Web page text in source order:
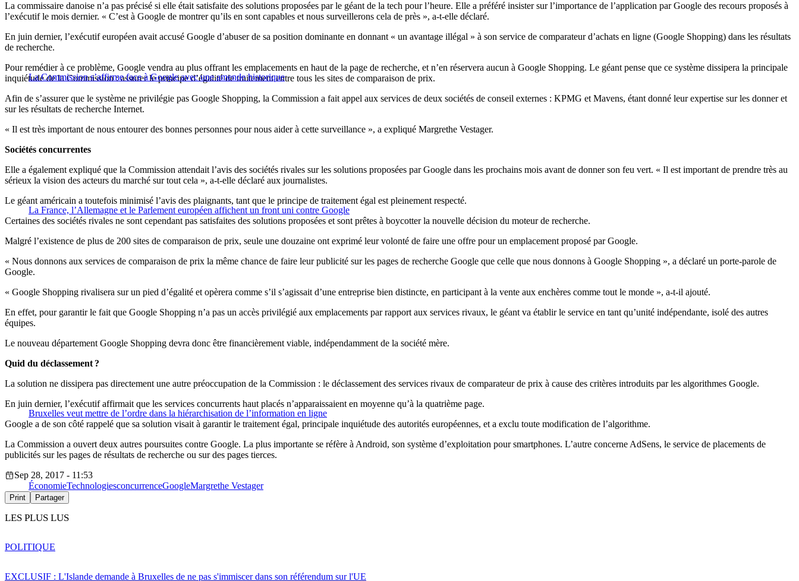
La commissaire danoise n’a pas précisé si elle était satisfaite des solutions proposées par le géant de la tech pour l’heure. Elle a préféré insister sur l’importance de l’application par Google des recours proposés à
l’exécutif le mois dernier. « C’est à Google de montrer qu’ils en sont capables et nous surveillerons cela de près », a-t-elle déclaré.
En juin dernier, l’exécutif européen avait accusé Google d’abuser de sa position dominante en donnant « un avantage illégal » à son service de comparateur d’achats en ligne (Google Shopping) dans les résultats
de recherche.
La Commission s’affirme face à Google avec une amende historique
Pour remédier à ce problème, Google vendra au plus offrant les emplacements en haut de la page de recherche, et n’en réservera aucun à Google Shopping. Le géant pense que ce système dissipera la principale
inquiétude de la Commission : assurer le principe d’égalité de traitement entre tous les sites de comparaison de prix.
Afin de s’assurer que le système ne privilégie pas Google Shopping, la Commission a fait appel aux services de deux sociétés de conseil externes : KPMG et Mavens, étant donné leur expertise sur les donner et
sur les résultats de recherche Internet.
« Il est très important de nous entourer des bonnes personnes pour nous aider à cette surveillance », a expliqué Margrethe Vestager.
Sociétés concurrentes
Elle a également expliqué que la Commission attendait l’avis des sociétés rivales sur les solutions proposées par Google dans les prochains mois avant de donner son feu vert. « Il est important de prendre très au
sérieux la vision des acteurs du marché sur tout cela », a-t-elle déclaré aux journalistes.
La France, l’Allemagne et le Parlement européen affichent un front uni contre Google
Le géant américain a toutefois minimisé l’avis des plaignants, tant que le principe de traitement égal est pleinement respecté.
Certaines des sociétés rivales ne sont cependant pas satisfaites des solutions proposées et sont prêtes à boycotter la nouvelle décision du moteur de recherche.
Malgré l’existence de plus de 200 sites de comparaison de prix, seule une douzaine ont exprimé leur volonté de faire une offre pour un emplacement proposé par Google.
« Nous donnons aux services de comparaison de prix la même chance de faire leur publicité sur les pages de recherche Google que celle que nous donnons à Google Shopping », a déclaré un porte-parole de
Google.
« Google Shopping rivalisera sur un pied d’égalité et opèrera comme s’il s’agissait d’une entreprise bien distincte, en participant à la vente aux enchères comme tout le monde », a-t-il ajouté.
En effet, pour garantir le fait que Google Shopping n’a pas un accès privilégié aux emplacements par rapport aux services rivaux, le géant va établir le service en tant qu’unité indépendante, isolé des autres
équipes.
Le nouveau département Google Shopping devra donc être financièrement viable, indépendamment de la société mère.
Quid du déclassement ?
La solution ne dissipera pas directement une autre préoccupation de la Commission : le déclassement des services rivaux de comparateur de prix à cause des critères introduits par les algorithmes Google.
Bruxelles veut mettre de l’ordre dans la hiérarchisation de l’information en ligne
En juin dernier, l’exécutif affirmait que les services concurrents haut placés n’apparaissaient en moyenne qu’à la quatrième page.
Google a de son côté rappelé que sa solution visait à garantir le traitement égal, principale inquiétude des autorités européennes, et a exclu toute modification de l’algorithme.
La Commission a ouvert deux autres poursuites contre Google. La plus importante se réfère à Android, son système d’exploitation pour smartphones. L’autre concerne AdSens, le service de placements de
publicités sur les pages de résultats de recherche ou sur des pages tierces.
Sep 28, 2017 - 11:53
ÉconomieTechnologiesconcurrenceGoogleMargrethe Vestager
Print Partager
LES PLUS LUS
EXCLUSIF : L'Islande demande à Bruxelles de ne pas s'immiscer dans son référendum sur l'UE
POLITIQUE